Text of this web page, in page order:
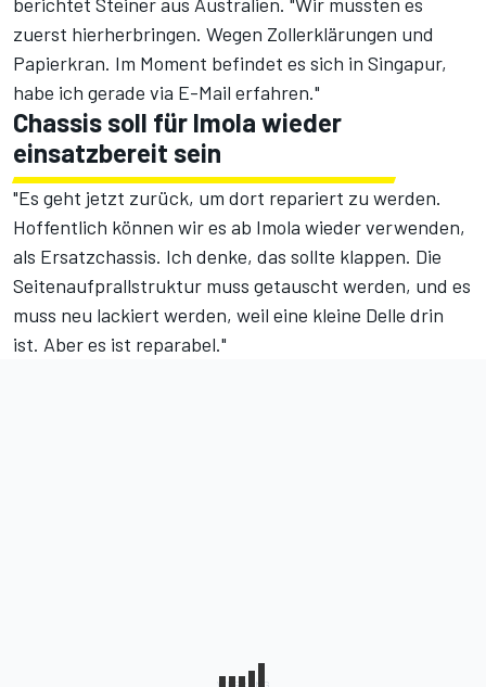
zuerst hierherbringen. Wegen Zollerklärungen und
Papierkran. Im Moment befindet es sich in Singapur,
habe ich gerade via E-Mail erfahren."
Chassis soll für Imola wieder
einsatzbereit sein
"Es geht jetzt zurück, um dort repariert zu werden.
Hoffentlich können wir es ab Imola wieder verwenden,
als Ersatzchassis. Ich denke, das sollte klappen. Die
Seitenaufprallstruktur muss getauscht werden, und es
muss neu lackiert werden, weil eine kleine Delle drin
ist. Aber es ist reparabel."